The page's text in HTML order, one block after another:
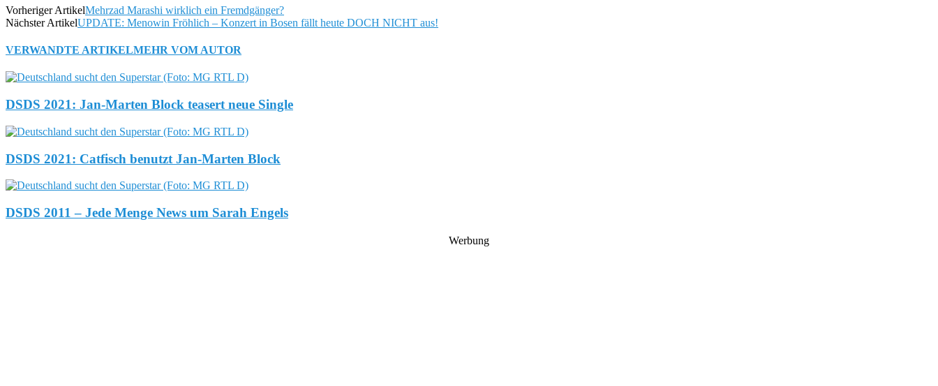
Vorheriger ArtikelMehrzad Marashi wirklich ein Fremdgänger?
Nächster ArtikelUPDATE: Menowin Fröhlich – Konzert in Bosen fällt heute DOCH NICHT aus!
VERWANDTE ARTIKELMEHR VOM AUTOR
DSDS 2021: Jan-Marten Block teasert neue Single
DSDS 2021: Catfisch benutzt Jan-Marten Block
DSDS 2011 – Jede Menge News um Sarah Engels
Werbung